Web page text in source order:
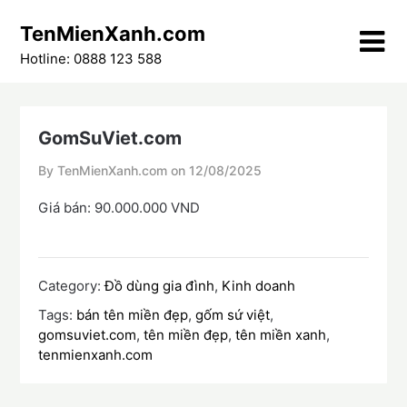
content
TenMienXanh.com
Hotline: 0888 123 588
GomSuViet.com
By TenMienXanh.com on 12/08/2025
Giá bán: 90.000.000 VND
Category:Đồ dùng gia đình, Kinh doanh
Tags: bán tên miền đẹp,gốm sứ việt,
gomsuviet.com,tên miền đẹp,tên miền xanh,
tenmienxanh.com